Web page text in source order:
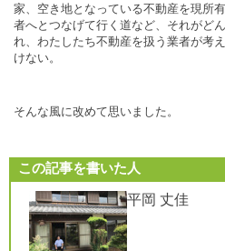
家、空き地となっている不動産を現所
者へとつなげて行く道など、それがど
れ、わたしたち不動産を扱う業者が考
けない。
そんな風に改めて思いました。
この記事を書いた人
平岡 丈佳